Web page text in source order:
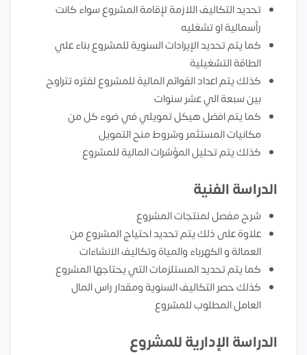
تحديد التكاليف اللازمة لإقامة المشروع سواء كانت
رأسمالية او تشغليه
كما يتم تحديد الإيرادات السنوية للمشروع بناء علي
الطاقة التشغيلية
كذلك يتم اعداد القوائم المالية للمشروع لفتره تتراوح
بين سبعة الي عشر سنوات
كما يتم افضل هيكل تمويلي في ضوء كل من
مكانيات المستثمر وشروط منح التمويل
كذلك يتم تحليل المؤشرات المالية للمشروع
الدراسة الفنية
شرح مفصل لمنتجات المشروع
علاوة على ذلك يتم تحديد احتياج المشروع من
العمالة و الكهرباء والمياة وتكاليف الانشاءات
كما يتم تحديد المستلزمات التي يحتاجها المشروع
كذلك حصر التكاليف السنوية ومقدار راس المال
العامل المطلوب للمشروع
الدراسة الإدارية للمشروع